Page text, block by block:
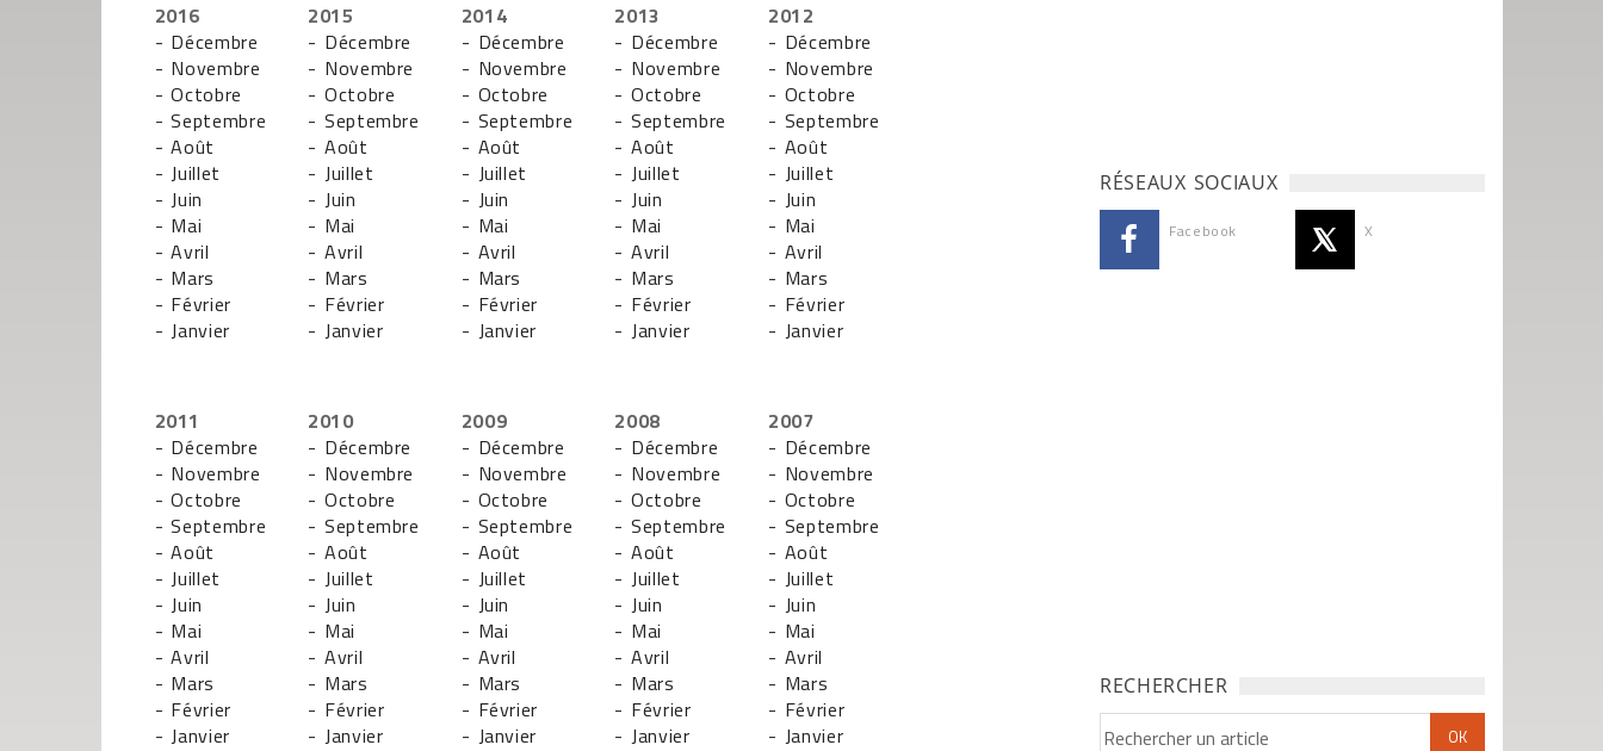
2016
- Décembre
- Novembre
- Octobre
- Septembre
- Août
- Juillet
- Juin
- Mai
- Avril
- Mars
- Février
- Janvier
2015
- Décembre
- Novembre
- Octobre
- Septembre
- Août
- Juillet
- Juin
- Mai
- Avril
- Mars
- Février
- Janvier
2014
- Décembre
- Novembre
- Octobre
- Septembre
- Août
- Juillet
- Juin
- Mai
- Avril
- Mars
- Février
- Janvier
2013
- Décembre
- Novembre
- Octobre
- Septembre
- Août
- Juillet
- Juin
- Mai
- Avril
- Mars
- Février
- Janvier
2012
- Décembre
- Novembre
- Octobre
- Septembre
- Août
- Juillet
- Juin
- Mai
- Avril
- Mars
- Février
- Janvier
2011
- Décembre
- Novembre
- Octobre
- Septembre
- Août
- Juillet
- Juin
- Mai
- Avril
- Mars
- Février
- Janvier
2010
- Décembre
- Novembre
- Octobre
- Septembre
- Août
- Juillet
- Juin
- Mai
- Avril
- Mars
- Février
- Janvier
2009
- Décembre
- Novembre
- Octobre
- Septembre
- Août
- Juillet
- Juin
- Mai
- Avril
- Mars
- Février
- Janvier
2008
- Décembre
- Novembre
- Octobre
- Septembre
- Août
- Juillet
- Juin
- Mai
- Avril
- Mars
- Février
- Janvier
2007
- Décembre
- Novembre
- Octobre
- Septembre
- Août
- Juillet
- Juin
- Mai
- Avril
- Mars
- Février
- Janvier
RÉSEAUX SOCIAUX
Facebook X
RECHERCHER